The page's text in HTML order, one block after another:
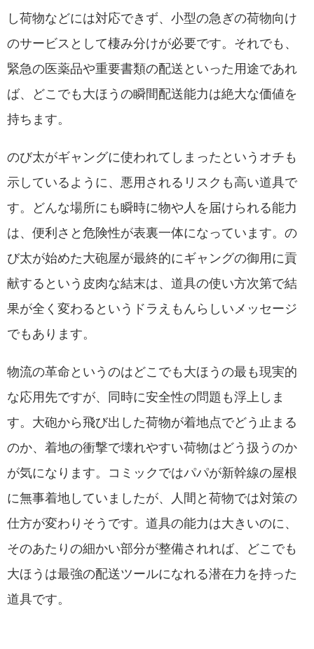
し荷物などには対応できず、小型の急ぎの荷物向け
のサービスとして棲み分けが必要です。それでも、
緊急の医薬品や重要書類の配送といった用途であれ
ば、どこでも大ほうの瞬間配送能力は絶大な価値を
持ちます。
のび太がギャングに使われてしまったというオチも
示しているように、悪用されるリスクも高い道具で
す。どんな場所にも瞬時に物や人を届けられる能力
は、便利さと危険性が表裏一体になっています。の
び太が始めた大砲屋が最終的にギャングの御用に貢
献するという皮肉な結末は、道具の使い方次第で結
果が全く変わるというドラえもんらしいメッセージ
でもあります。
物流の革命というのはどこでも大ほうの最も現実的
な応用先ですが、同時に安全性の問題も浮上しま
す。大砲から飛び出した荷物が着地点でどう止まる
のか、着地の衝撃で壊れやすい荷物はどう扱うのか
が気になります。コミックではパパが新幹線の屋根
に無事着地していましたが、人間と荷物では対策の
仕方が変わりそうです。道具の能力は大きいのに、
そのあたりの細かい部分が整備されれば、どこでも
大ほうは最強の配送ツールになれる潜在力を持った
道具です。